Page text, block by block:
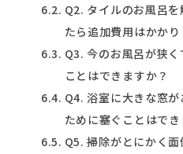
Q2. タイルのお風呂
たら追加費用はかかり
Q3. 今のお風呂が狭
ことはできますか？
Q4. 浴室に大きな窓
ために塞ぐことはでき
Q5. 掃除がとにかく